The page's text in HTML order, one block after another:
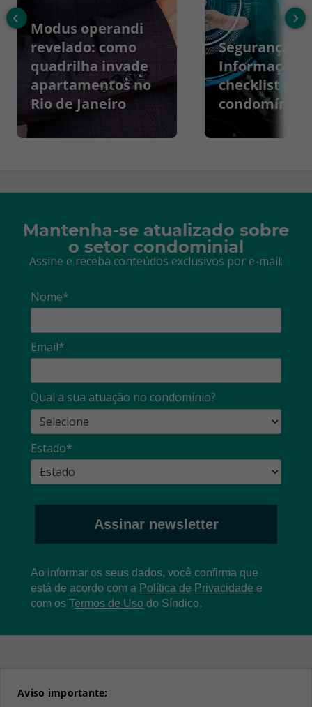
Modus operandi
revelado: como
quadrilha invade
apartamentos no
Rio de Janeiro
Segurança da
Informação:
checklist
condomínios
‹ ›
Mantenha-se atualizado sobre
o setor condominial
Assine e receba conteúdos exclusivos por e-mail:
Nome*
Email*
Qual a sua atuação no condomínio?
Estado*
Assinar newsletter
Ao informar os seus dados, você confirma que
está de acordo com a Política de Privacidade e
com os Termos de Uso do Síndico.
Aviso importante: